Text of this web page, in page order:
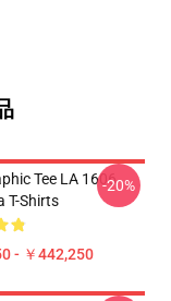
Tee LA 1606
T-Shirts
- ￥442,250
-20%